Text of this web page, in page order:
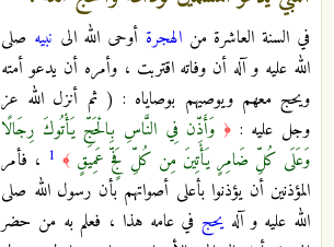
في السنة العاشرة منالهجرة أوحى الله الى نبيه صلى
الله عليه و آله أن وفاته اقتربت ، وأمره أن يدعو أمته
ويحج معهم ويوصيهم بوصاياه : ( ثم أنزل الله عز
وجل عليه : ﴿ وَأَذِّن فِي النَّاسِ بِالْحَجِّ يَأْتُوكَ رِجَالًا
وَعَلَى كُلِّ ضَامِرٍ يَأْتِينَ مِن كُلِّ فَجٍّ عَمِيقٍ ﴾ 1 ، فأمر
المؤذنين أن يؤذنوا بأعلى أصواتهم بأن رسول الله صلى
الله عليه و آلهيحج في عامه هذا ، فعلم به من حضر